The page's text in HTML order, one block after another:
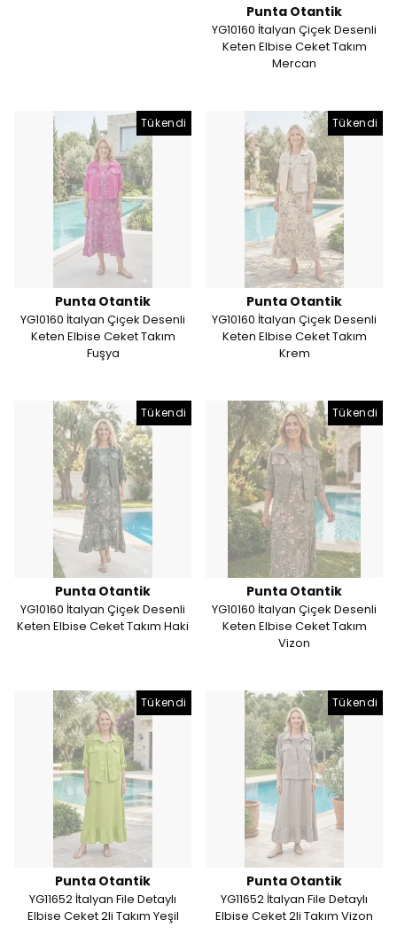
Punta Otantik
YG10160 İtalyan Çiçek Desenli
Keten Elbise Ceket Takım
Mercan
Tükendi
Punta Otantik
YG10160 İtalyan Çiçek Desenli
Keten Elbise Ceket Takım
Fuşya
Tükendi
Punta Otantik
YG10160 İtalyan Çiçek Desenli
Keten Elbise Ceket Takım
Krem
Tükendi
Punta Otantik
YG10160 İtalyan Çiçek Desenli
Keten Elbise Ceket Takım Haki
Tükendi
Punta Otantik
YG10160 İtalyan Çiçek Desenli
Keten Elbise Ceket Takım
Vizon
Tükendi
Punta Otantik
YG11652 İtalyan File Detaylı
Elbise Ceket 2li Takım Yeşil
Tükendi
Punta Otantik
YG11652 İtalyan File Detaylı
Elbise Ceket 2li Takım Vizon